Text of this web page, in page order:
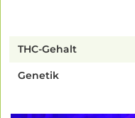
THC-Gehalt
Genetik